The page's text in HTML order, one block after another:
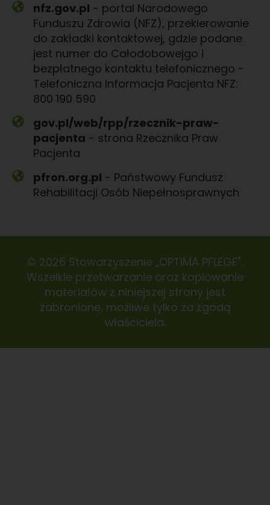
nfz.gov.pl - portal Narodowego
Funduszu Zdrowia (NFZ), przekierowanie
do zakładki kontaktowej, gdzie podane
jest numer do Całodobowejgo i
bezpłatnego kontaktu telefonicznego -
Telefoniczna Informacja Pacjenta NFZ:
800 190 590
gov.pl/web/rpp/rzecznik-praw-
pacjenta - strona Rzecznika Praw
Pacjenta
pfron.org.pl - Państwowy Fundusz
Rehabilitacji Osób Niepełnosprawnych
© 2026 Stowarzyszenie „OPTIMA PFLEGE".
Wszelkie przetwarzanie oraz kopiowanie
materiałów z niniejszej strony jest
zabronione, możliwe tylko za zgodą
właściciela.